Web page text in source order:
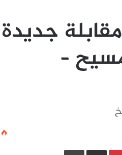
جديدة
–
Pinterestمشاركة عبر البريد طباعة